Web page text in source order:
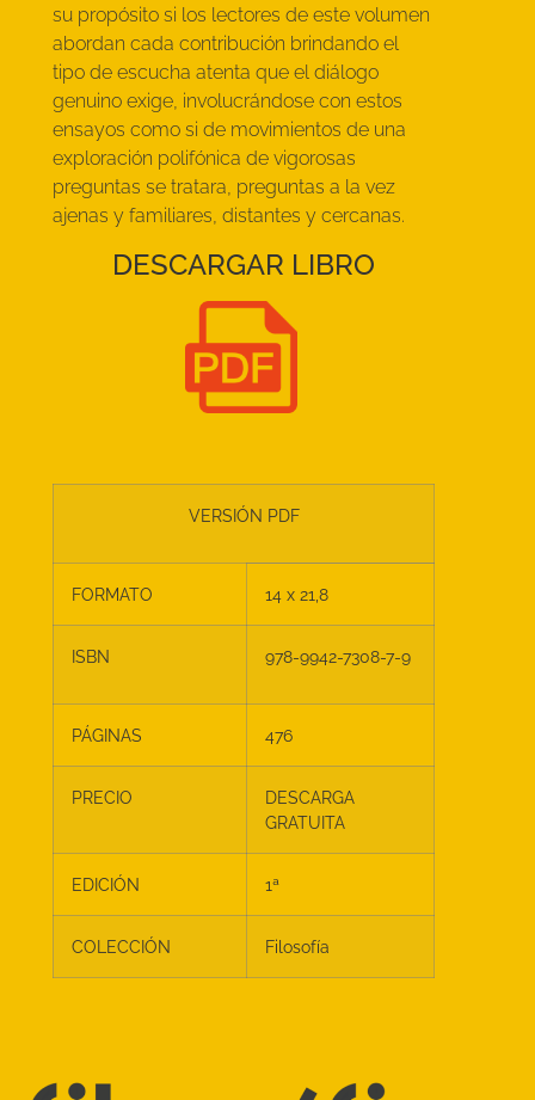
su propósito si los lectores de este volumen
abordan cada contribución brindando el
tipo de escucha atenta que el diálogo
genuino exige, involucrándose con estos
ensayos como si de movimientos de una
exploración polifónica de vigorosas
preguntas se tratara, preguntas a la vez
ajenas y familiares, distantes y cercanas.
DESCARGAR LIBRO
VERSIÓN PDF
FORMATO 14 x 21,8
ISBN 978-9942-7308-7-9
PÁGINAS 476
PRECIO
DESCARGA
GRATUITA
EDICIÓN 1ª
COLECCIÓN Filosofía